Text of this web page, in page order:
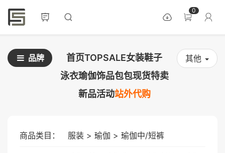
0
品牌 首页TOPSALE女装鞋子
泳衣瑜伽饰品包包现货特卖
新品活动站外代购
其他
商品类目： 服装 > 瑜伽 > 瑜伽中/短裤